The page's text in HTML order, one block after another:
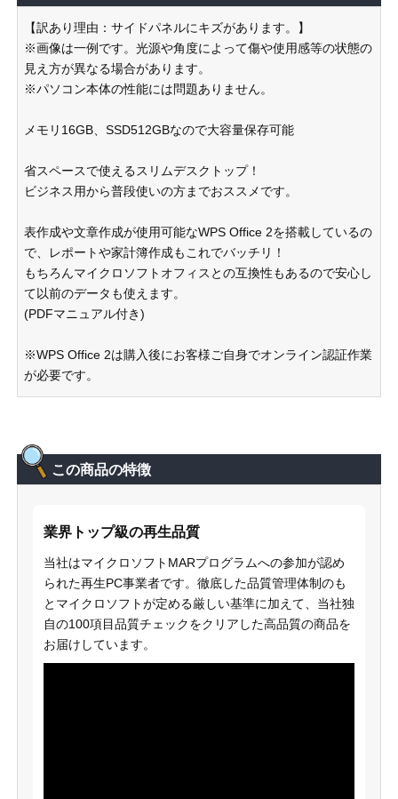
【訳あり理由：サイドパネルにキズがあります。】
※画像は一例です。光源や角度によって傷や使用感等の状態の
見え方が異なる場合があります。
※パソコン本体の性能には問題ありません。
メモリ16GB、SSD512GBなので大容量保存可能
省スペースで使えるスリムデスクトップ！
ビジネス用から普段使いの方までおススメです。
表作成や文章作成が使用可能なWPS Office 2を搭載しているの
で、レポートや家計簿作成もこれでバッチリ！
もちろんマイクロソフトオフィスとの互換性もあるので安心し
て以前のデータも使えます。
(PDFマニュアル付き)
※WPS Office 2は購入後にお客様ご自身でオンライン認証作業
が必要です。
この商品の特徴
業界トップ級の再生品質
当社はマイクロソフトMARプログラムへの参加が認め
られた再生PC事業者です。徹底した品質管理体制のも
とマイクロソフトが定める厳しい基準に加えて、当社独
自の100項目品質チェックをクリアした高品質の商品を
お届けしています。